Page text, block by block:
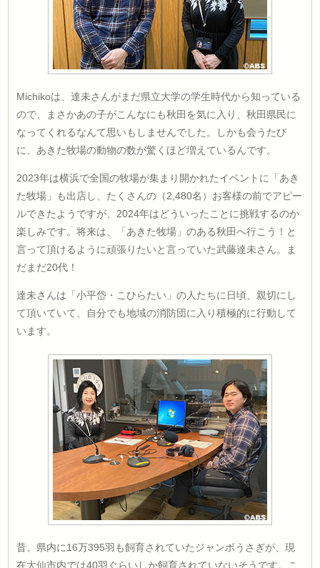
Michikoは、達未さんがまだ県立大学の学生時代から知っている
ので、まさかあの子がこんなにも秋田を気に入り、秋田県民に
なってくれるなんて思いもしませんでした。しかも会うたび
に、あきた牧場の動物の数が驚くほど増えているんです。
2023年は横浜で全国の牧場が集まり開かれたイベントに「あき
た牧場」も出店し、たくさんの（2,480名）お客様の前でアピー
ルできたようですが、2024年はどういったことに挑戦するのか
楽しみです。将来は、「あきた牧場」のある秋田へ行こう！と
言って頂けるように頑張りたいと言っていた武藤達未さん。ま
だまだ20代！
達未さんは「小平岱・こひらたい」の人たちに日頃、親切にし
て頂いていて、自分でも地域の消防団に入り積極的に行動して
います。
昔、県内に16万395羽も飼育されていたジャンボうさぎが、現
在大仙市内では40羽ぐらいしか飼育されていないそうです。こ